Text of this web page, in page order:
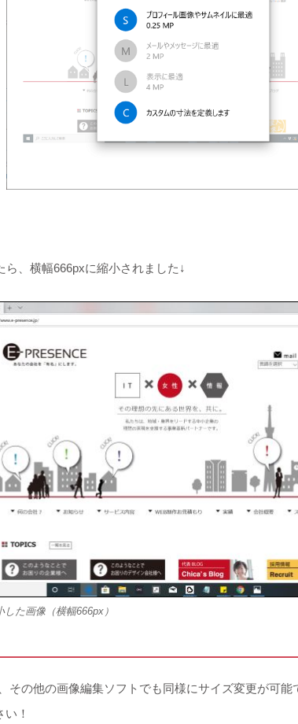
ら、横幅666pxに縮小されました↓
た画像（横幅666px）
その他の画像編集ソフトでも同様にサイズ変更が可
！